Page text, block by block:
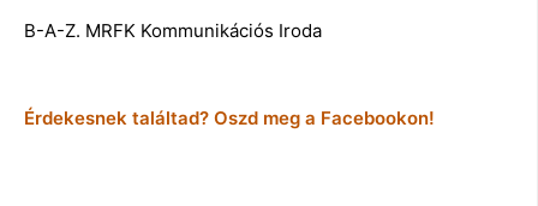
B-A-Z. MRFK Kommunikációs Iroda
Érdekesnek találtad? Oszd meg a Facebookon!